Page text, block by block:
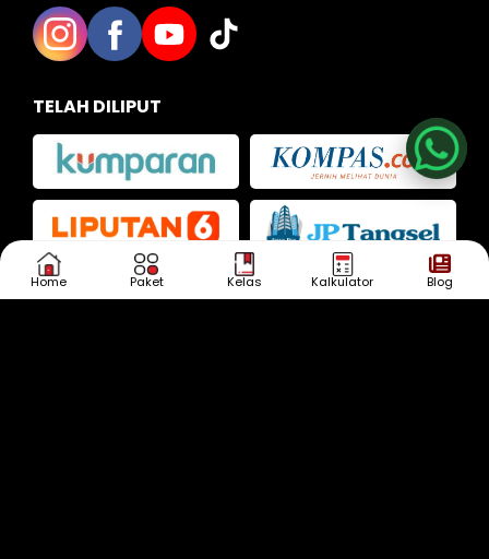
Home Paket Kelas Kalkulator Blog
Kak Dias
TELAH DILIPUT